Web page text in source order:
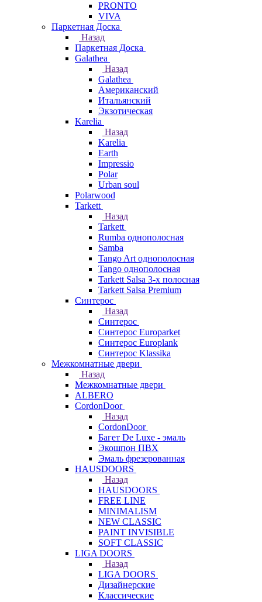
PRONTO
VIVA
Паркетная Доска
Назад
Паркетная Доска
Galathea
Назад
Galathea
Американский
Итальянский
Экзотическая
Karelia
Назад
Karelia
Earth
Impressio
Polar
Urban soul
Polarwood
Tarkett
Назад
Tarkett
Rumba однополосная
Samba
Tango Art однополосная
Tango однополосная
Tarkett Salsa 3-х полосная
Tarkett Salsa Premium
Синтерос
Назад
Синтерос
Синтерос Europarket
Синтерос Europlank
Синтерос Klassika
Межкомнатные двери
Назад
Межкомнатные двери
ALBERO
CordonDoor
Назад
CordonDoor
Багет De Luxe - эмаль
Экошпон ПВХ
Эмаль фрезерованная
HAUSDOORS
Назад
HAUSDOORS
FREE LINE
MINIMALISM
NEW CLASSIC
PAINT INVISIBLE
SOFT CLASSIC
LIGA DOORS
Назад
LIGA DOORS
Дизайнерские
Классические